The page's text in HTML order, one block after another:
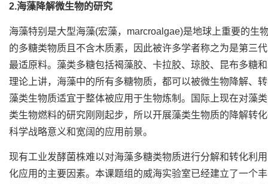
2.海藻降解微生物的研究
海藻特别是大型海藻(宏藻，marcroalgae)是地球上重要的生
的多糖类物质且不含木质素，因此被许多学者称之为是第三
最适原料。藻类多糖包括褐藻胶、卡拉胶、琼胶、昆布多糖
理论上讲，海藻中的所有多糖物质，都可以被微生物降解、
藻类生物质适宜于整体被应用于生物炼制。国际上现在对藻
类生物燃料的研究刚刚起步，所以开展藻类生物质的降解转
科学战略意义和宽阔的应用前景。
现有工业发酵菌株难以对海藻多糖类物质进行分解和转化利
化应用的主要因素。本课题组的威海实验室已经建立了一个